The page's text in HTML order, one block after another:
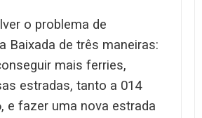
o problema de
Baixada de três maneiras:
mais ferries,
estradas, tanto a 014
e fazer uma nova estrada